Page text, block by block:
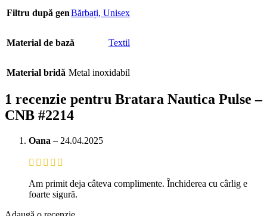
Filtru după genBărbați, Unisex
Material de bază Textil
Material bridă Metal inoxidabil
1 recenzie pentru Bratara Nautica Pulse –
CNB #2214
Oana – 24.04.2025
Am primit deja câteva complimente. Închiderea cu cârlig e
foarte sigură.